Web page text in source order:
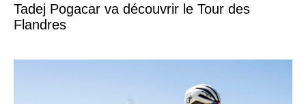
Tadej Pogacar va découvrir le Tour des
Flandres